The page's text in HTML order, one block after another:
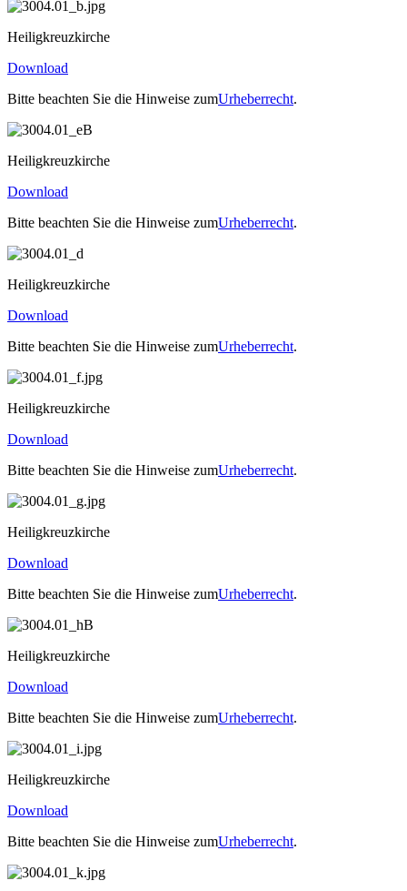
Heiligkreuzkirche
Download
Bitte beachten Sie die Hinweise zumUrheberrecht.
Heiligkreuzkirche
Download
Bitte beachten Sie die Hinweise zumUrheberrecht.
Heiligkreuzkirche
Download
Bitte beachten Sie die Hinweise zumUrheberrecht.
Heiligkreuzkirche
Download
Bitte beachten Sie die Hinweise zumUrheberrecht.
Heiligkreuzkirche
Download
Bitte beachten Sie die Hinweise zumUrheberrecht.
Heiligkreuzkirche
Download
Bitte beachten Sie die Hinweise zumUrheberrecht.
Heiligkreuzkirche
Download
Bitte beachten Sie die Hinweise zumUrheberrecht.